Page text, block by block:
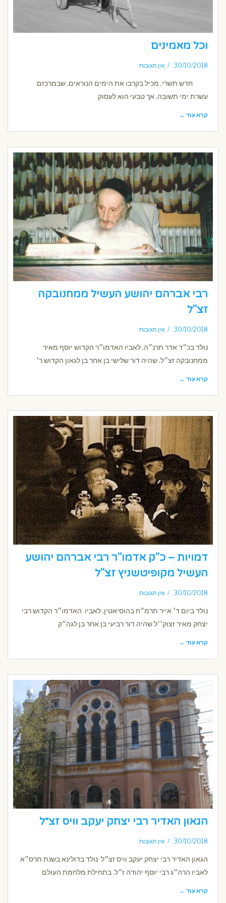
וכל מאמינים
30/10/2018 אין תגובות
חדש תשרי, מכיל בקרבו את הימים הנוראים, שבמרכזם
עשרת ימי תשובה. אך טבעי הוא לעסוק
קרא עוד ←
רבי אברהם יהושע העשיל ממחנובקה
זצ"ל
30/10/2018 אין תגובות
נולד בכ״ד אדר תרנ״ה. לאביו האדמו״ר הקדוש יוסף מאיר
ממחנובקה זצ״ל. שהיה דור שלישי בן אחר בן לגאון הקדוש ר׳
קרא עוד ←
דמויות – כ"ק אדמו"ר רבי אברהם יהושע
העשיל מקופיטשניץ זצ"ל
30/10/2018 אין תגובות
נולד ביום ד׳ אייר תרמ״ח בהוסיאטין, לאביו האדמו״ר הקדוש רבי
יצחק מאיר זצוק׳׳ל שהיה דור רביעי בן אחר בן לגה״ק
קרא עוד ←
הגאון האדיר רבי יצחק יעקב וויס זצ״ל
30/10/2018 אין תגובות
הגאון האדיר רבי יצחק יעקב וויס זצ״ל נולד בדולינא בשנת תרס״א
לאביו הרה״ג רבי יוסף יהודה ז״ל. בתחילת מלחמת העולם
קרא עוד ←